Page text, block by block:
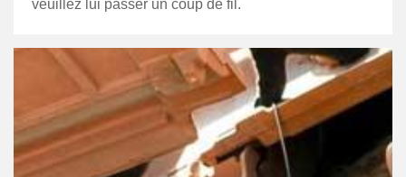
veuillez lui passer un coup de fil.